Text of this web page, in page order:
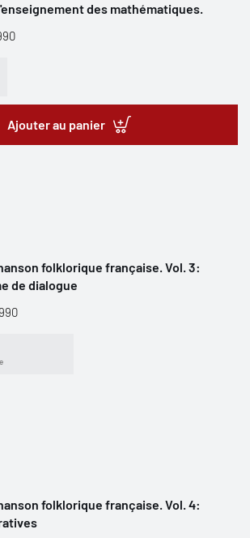
des mathématiques.
Ajouter au panier
folklorique française. Vol. 3:
de dialogue
folklorique française. Vol. 4: